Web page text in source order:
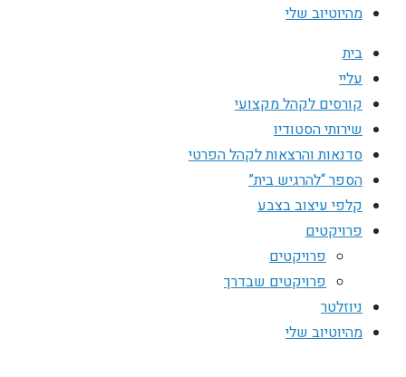
מהיוטיוב שלי
בית
עליי
קורסים לקהל מקצועי
שירותי הסטודיו
סדנאות והרצאות לקהל הפרטי
הספר “להרגיש בית”
קלפי עיצוב בצבע
פרויקטים
פרויקטים
פרויקטים שבדרך
ניוזלטר
מהיוטיוב שלי